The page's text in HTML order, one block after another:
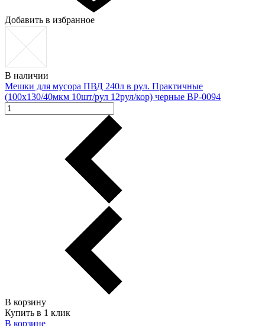
Добавить в избранное
В наличии
Мешки для мусора ПВД 240л в рул. Практичные
(100х130/40мкм 10шт/рул 12рул/кор) черные ВР-0094
В корзину
Купить в 1 клик
В корзинe